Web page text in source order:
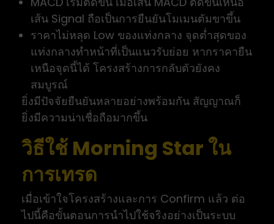
เส้น Signal ถือเป็นการยืนยันโมเมนตัมขาขึ้น
ราคาไม่หลุด Low ของแท่งกลาง จุดต่ำสุดของ
แท่งกลางทำหน้าที่เป็นแนวรับย่อย หากราคายืน
เหนือจุดนี้ได้ โครงสร้างการกลับตัวยังคง
สมบูรณ์
ยิ่งมีปัจจัยยืนยันหลายอย่างพร้อมกัน สัญญาณก็
ยิ่งมีความน่าเชื่อถือมากขึ้น
วิธีใช้ Morning Star ใน
การเทรด
เมื่อเข้าใจโครงสร้างและการ Confirm แล้ว ต่อ
ไปนี้คือขั้นตอนการนำไปใช้จริงอย่างเป็นระบบ